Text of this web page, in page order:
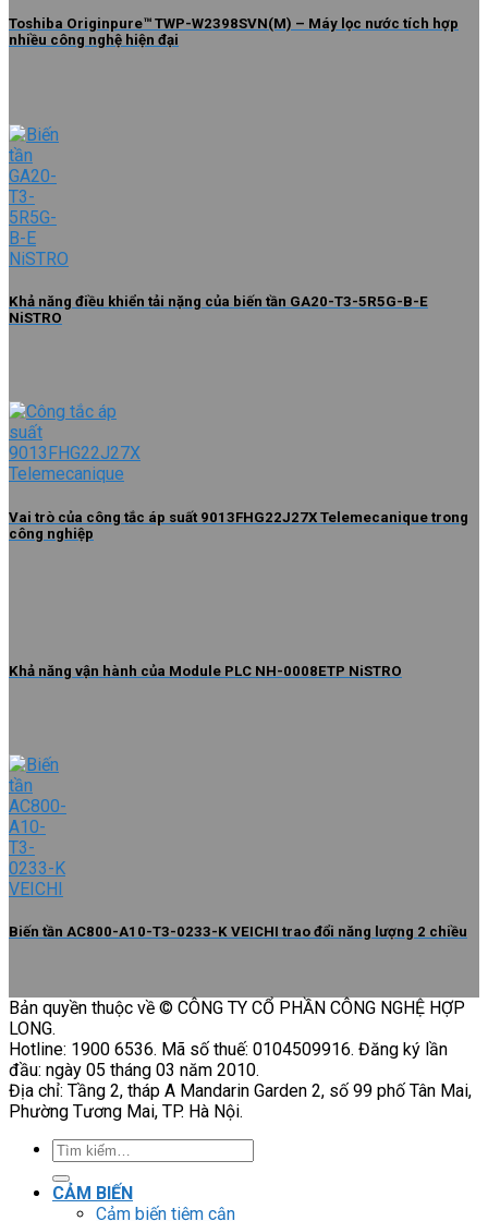
Toshiba Originpure™ TWP-W2398SVN(M) – Máy lọc nước tích hợp
nhiều công nghệ hiện đại
Khả năng điều khiển tải nặng của biến tần GA20-T3-5R5G-B-E
NiSTRO
Vai trò của công tắc áp suất 9013FHG22J27X Telemecanique trong
công nghiệp
Khả năng vận hành của Module PLC NH-0008ETP NiSTRO
Biến tần AC800-A10-T3-0233-K VEICHI trao đổi năng lượng 2 chiều
Bản quyền thuộc về © CÔNG TY CỔ PHẦN CÔNG NGHỆ HỢP
LONG.
Hotline: 1900 6536. Mã số thuế: 0104509916. Đăng ký lần
đầu: ngày 05 tháng 03 năm 2010.
Địa chỉ: Tầng 2, tháp A Mandarin Garden 2, số 99 phố Tân Mai,
Phường Tương Mai, TP. Hà Nội.
Tìm
kiếm:
CẢM BIẾN
Cảm biến tiệm cận